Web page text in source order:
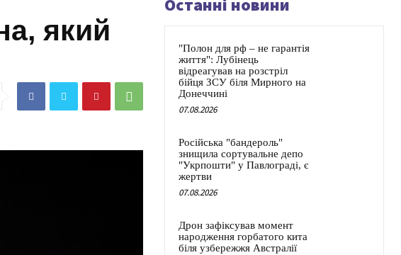
який
Останні новини
"Полон для рф – не гарантія
життя": Лубінець
відреагував на розстріл
бійця ЗСУ біля Мирного на
Донеччині
07.08.2026
Російська "бандероль"
знищила сортувальне депо
"Укрпошти" у Павлограді, є
жертви
07.08.2026
Дрон зафіксував момент
народження горбатого кита
біля узбережжя Австралії